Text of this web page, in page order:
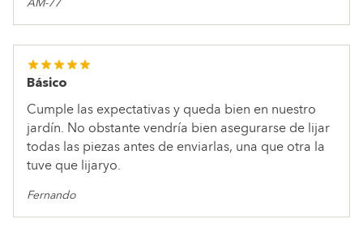
Básico
Cumple las expectativas y queda bien en nuestro
jardín. No obstante vendría bien asegurarse de lijar
todas las piezas antes de enviarlas, una que otra la
tuve que lijaryo.
Fernando